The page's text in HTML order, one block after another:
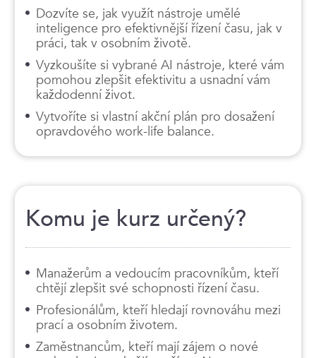
Dozvíte se, jak využít nástroje umělé
inteligence pro efektivnější řízení času, jak v
práci, tak v osobním životě.
Vyzkoušíte si vybrané AI nástroje, které vám
pomohou zlepšit efektivitu a usnadní vám
každodenní život.
Vytvoříte si vlastní akční plán pro dosažení
opravdového work-life balance.
Komu je kurz určený?
Manažerům a vedoucím pracovníkům, kteří
chtějí zlepšit své schopnosti řízení času.
Profesionálům, kteří hledají rovnováhu mezi
prací a osobním životem.
Zaměstnancům, kteří mají zájem o nové